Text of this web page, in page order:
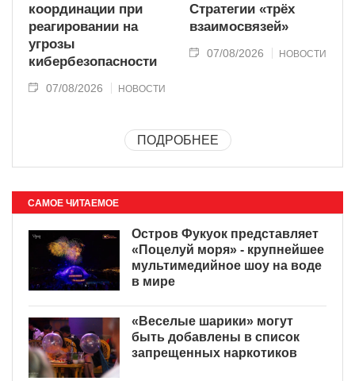
координации при
реагировании на
угрозы
кибербезопасности
07/08/2026 НОВОСТИ
Стратегии «трёх
взаимосвязей»
07/08/2026 НОВОСТИ
ПОДРОБНЕЕ
САМОЕ ЧИТАЕМОЕ
Остров Фукуок представляет
«Поцелуй моря» - крупнейшее
мультимедийное шоу на воде
в мире
«Веселые шарики» могут
быть добавлены в список
запрещенных наркотиков